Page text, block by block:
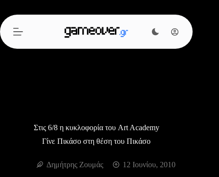
περιεχόμενο
Στις 6/8 η κυκλοφορία του Art Academy
Γίνε Πικάσο στη θέση του Πικάσο
Δημήτρης Ζουμάς 12 Ιουνίου, 2010